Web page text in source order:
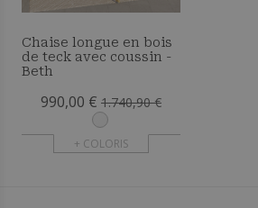
Chaise longue en bois
de teck avec coussin -
Beth
990,00 € 1.740,90 €
+ COLORIS